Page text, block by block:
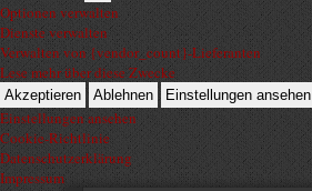
Optionen verwalten
Dienste verwalten
Verwalten von {vendor_count}-Lieferanten
Lese mehr über diese Zwecke
Akzeptieren Ablehnen Einstellungen ansehen
Einstellungen ansehen
Cookie-Richtlinie
Datenschutzerklärung
Impressum